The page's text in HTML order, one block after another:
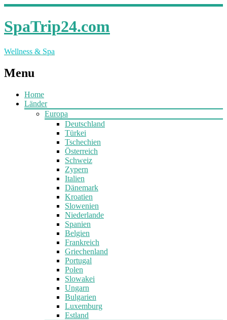
SpaTrip24.com
Wellness & Spa
Menu
Home
Länder
Europa
Deutschland
Türkei
Tschechien
Österreich
Schweiz
Zypern
Italien
Dänemark
Kroatien
Slowenien
Niederlande
Spanien
Belgien
Frankreich
Griechenland
Portugal
Polen
Slowakei
Ungarn
Bulgarien
Luxemburg
Estland